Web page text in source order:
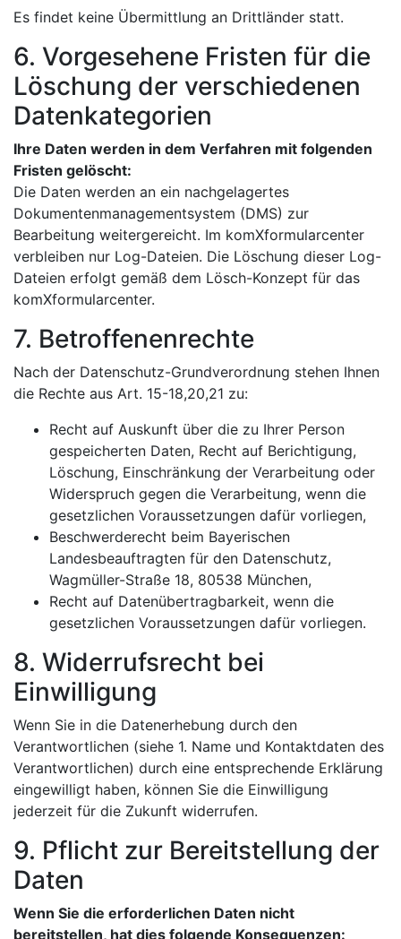
Es findet keine Übermittlung an Drittländer statt.
6. Vorgesehene Fristen für die
Löschung der verschiedenen
Datenkategorien
Ihre Daten werden in dem Verfahren mit folgenden
Fristen gelöscht:
Die Daten werden an ein nachgelagertes
Dokumentenmanagementsystem (DMS) zur
Bearbeitung weitergereicht. Im komXformularcenter
verbleiben nur Log-Dateien. Die Löschung dieser Log-
Dateien erfolgt gemäß dem Lösch-Konzept für das
komXformularcenter.
7. Betroffenenrechte
Nach der Datenschutz-Grundverordnung stehen Ihnen
die Rechte aus Art. 15-18,20,21 zu:
Recht auf Auskunft über die zu Ihrer Person
gespeicherten Daten, Recht auf Berichtigung,
Löschung, Einschränkung der Verarbeitung oder
Widerspruch gegen die Verarbeitung, wenn die
gesetzlichen Voraussetzungen dafür vorliegen,
Beschwerderecht beim Bayerischen
Landesbeauftragten für den Datenschutz,
Wagmüller-Straße 18, 80538 München,
Recht auf Datenübertragbarkeit, wenn die
gesetzlichen Voraussetzungen dafür vorliegen.
8. Widerrufsrecht bei
Einwilligung
Wenn Sie in die Datenerhebung durch den
Verantwortlichen (siehe 1. Name und Kontaktdaten des
Verantwortlichen) durch eine entsprechende Erklärung
eingewilligt haben, können Sie die Einwilligung
jederzeit für die Zukunft widerrufen.
9. Pflicht zur Bereitstellung der
Daten
Wenn Sie die erforderlichen Daten nicht
bereitstellen, hat dies folgende Konsequenzen: